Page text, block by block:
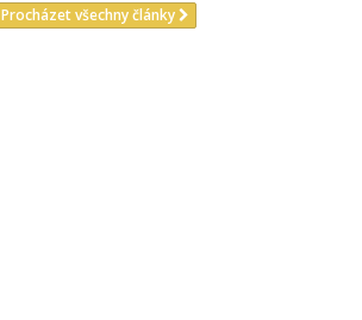
Procházet všechny články